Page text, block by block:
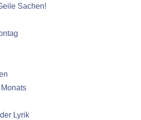
Sachen!
Lyrik